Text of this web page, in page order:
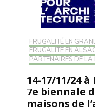
FRUGALITÉ EN
FRUGALITÉ EN
PARTENAIRES DE LA
14-17/11/24
7e biennale
maisons de